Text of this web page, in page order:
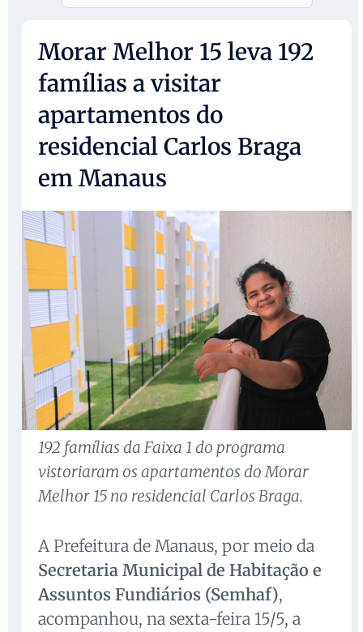
Morar Melhor 15 leva 192
famílias a visitar
apartamentos do
residencial Carlos Braga
em Manaus
192 famílias da Faixa 1 do programa
vistoriaram os apartamentos do Morar
Melhor 15 no residencial Carlos Braga.
A Prefeitura de Manaus, por meio da
Secretaria Municipal de Habitação e
Assuntos Fundiários (Semhaf),
acompanhou, na sexta-feira 15/5, a